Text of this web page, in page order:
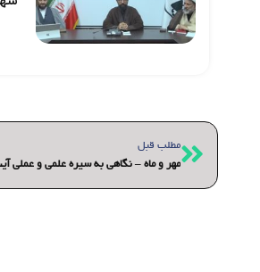
قبلیمطلب قبل
مهر و ماه – نگاهی به سیره علمی و عملی